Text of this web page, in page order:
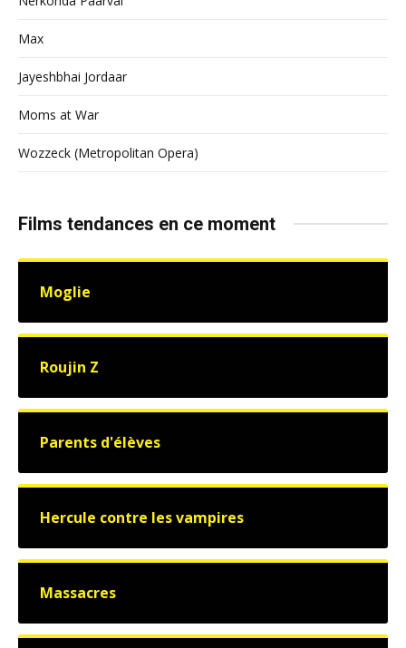
Max
Jayeshbhai Jordaar
Moms at War
Wozzeck (Metropolitan Opera)
Films tendances en ce moment
Moglie
Roujin Z
Parents d'élèves
Hercule contre les vampires
Massacres